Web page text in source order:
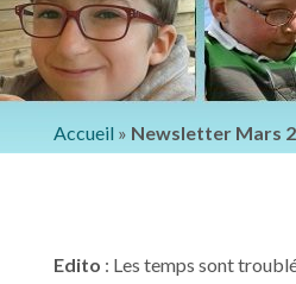
Accueil » Newsletter Mars
Edito : Les temps sont